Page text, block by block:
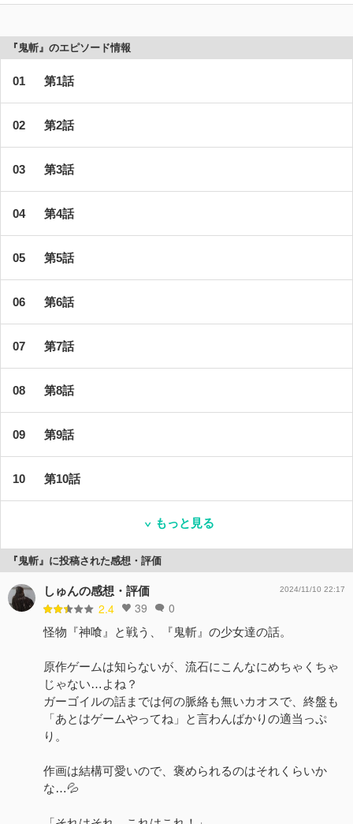
『鬼斬』のエピソード情報
第1話
第2話
第3話
第4話
第5話
第6話
第7話
第8話
第9話
第10話
もっと見る
『鬼斬』に投稿された感想・評価
しゅんの感想・評価
2.4 39 0
2024/11/10 22:17
怪物『神喰』と戦う、『鬼斬』の少女達の話。
原作ゲームは知らないが、流石にこんなにめちゃくちゃ
じゃない…よね？
ガーゴイルの話までは何の脈絡も無いカオスで、終盤も
「あとはゲームやってね」と言わんばかりの適当っぷ
り。
作画は結構可愛いので、褒められるのはそれくらいか
な…💦